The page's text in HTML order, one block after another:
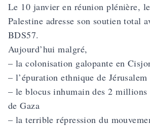
Le 10 janvier en réunion plénière,
Palestine adresse son soutien total
BDS57.
Aujourd’hui malgré,
– la colonisation galopante en
– l’épuration ethnique de Jérusalem
– le blocus inhumain des 2 millions
de Gaza
– la terrible répression du